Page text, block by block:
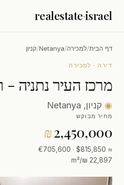
realestate·israel
דף הבית/למכירה/
Netanya
/קניון
דירה · למכירה
מרכז העיר נתניה
◉ קניון, Netanya
מחיר מבוקש
₪2,450,000
≈ $815,850 · €705,600
22,897 ₪/m²